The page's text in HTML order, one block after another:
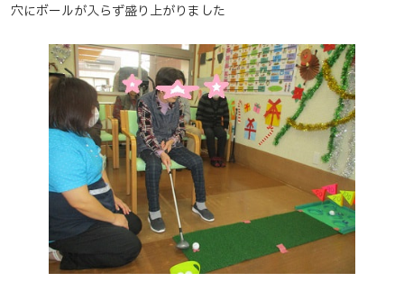
穴にボールが入らず盛り上がりました